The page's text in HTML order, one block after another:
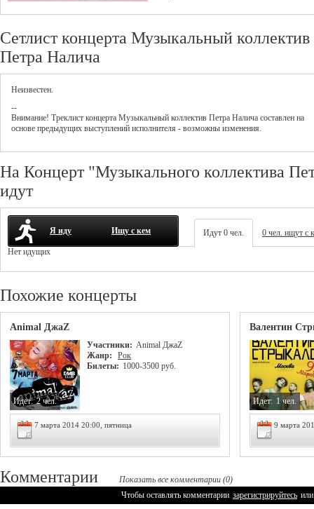
Сетлист концерта Музыкальный коллектив
Петра Налича
Неизвестен.
--
Внимание! Треклист концерта Музыкальный коллектив Петра Налича составлен на
основе предыдущих выступлений исполнителя - возможны изменения.
На Концерт "Музыкального коллектива
идут
Я иду Ищу с кем Идут 0 чел.
0 чел. ищут с
Нет идущих
Похожие концерты
Animal ДжаZ
Участники: Animal ДжаZ
Жанр:
Рок
Билеты: 1000-3500 руб.
Идет: 2 чел.
7 марта 2014 20:00, пятница
Валентин
Идет: 1 чел.
9 марта
Комментарии
Показать все комментарии (0)
Чтобы оставлять комментарии зарегистрируйтесь или